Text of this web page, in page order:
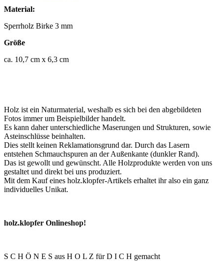
Material:
Sperrholz Birke 3 mm
Größe
ca. 10,7 cm x 6,3 cm
Holz ist ein Naturmaterial, weshalb es sich bei den abgebildeten
Fotos immer um Beispielbilder handelt.
Es kann daher unterschiedliche Maserungen und Strukturen, sowie
Asteinschlüsse beinhalten.
Dies stellt keinen Reklamationsgrund dar. Durch das Lasern
entstehen Schmauchspuren an der Außenkante (dunkler Rand).
Das ist gewollt und gewünscht. Alle Holzprodukte werden von uns
gestaltet und direkt bei uns produziert.
Mit dem Kauf eines holz.klopfer-Artikels erhaltet ihr also ein ganz
individuelles Unikat.
holz.klopfer Onlineshop!
S C H Ö N E S aus H O L Z für D I C H gemacht